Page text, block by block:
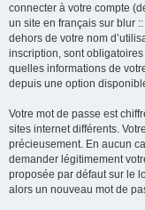
connecter à votre compte
un site en français sur blur
dehors de votre nom
inscription, sont
quelles informations de
depuis une option
Votre mot de passe est
sites internet différents.
précieusement. En aucun
demander légitimement
proposée par défaut sur le
alors un nouveau mot de